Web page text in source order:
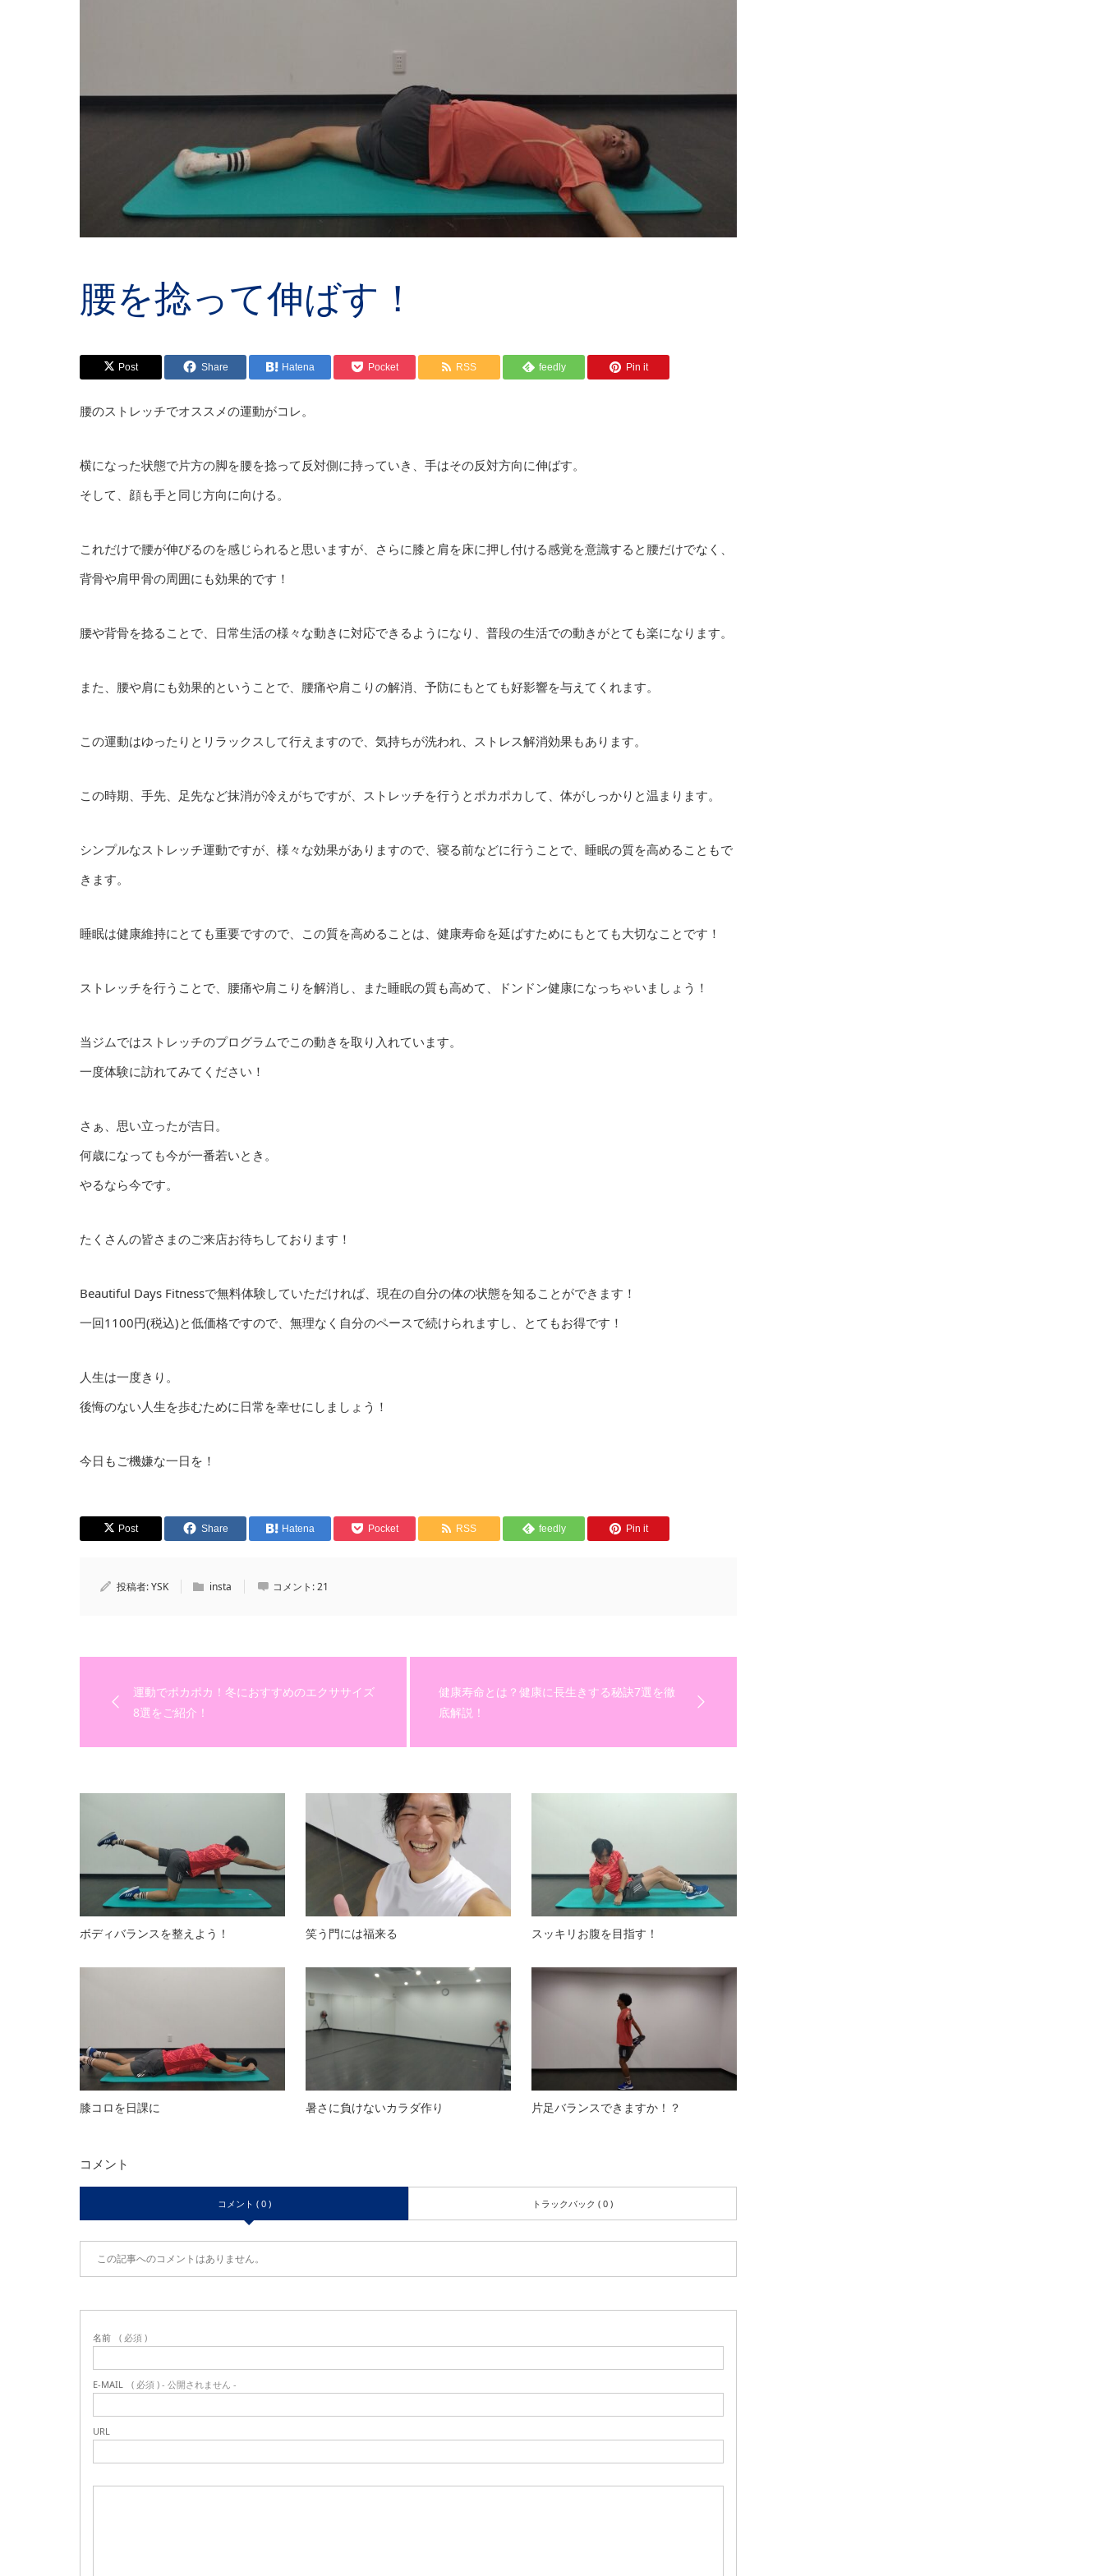
腰を捻って伸ばす！
Post Share Hatena Pocket RSS feedly Pin it
腰のストレッチでオススメの運動がコレ。
横になった状態で片方の脚を腰を捻って反対側に持っていき、手はその反対方向に伸ばす。
そして、顔も手と同じ方向に向ける。
これだけで腰が伸びるのを感じられると思いますが、さらに膝と肩を床に押し付ける感覚を意識すると腰だけでなく、
背骨や肩甲骨の周囲にも効果的です！
腰や背骨を捻ることで、日常生活の様々な動きに対応できるようになり、普段の生活での動きがとても楽になります。
また、腰や肩にも効果的ということで、腰痛や肩こりの解消、予防にもとても好影響を与えてくれます。
この運動はゆったりとリラックスして行えますので、気持ちが洗われ、ストレス解消効果もあります。
この時期、手先、足先など抹消が冷えがちですが、ストレッチを行うとポカポカして、体がしっかりと温まります。
シンプルなストレッチ運動ですが、様々な効果がありますので、寝る前などに行うことで、睡眠の質を高めることもで
きます。
睡眠は健康維持にとても重要ですので、この質を高めることは、健康寿命を延ばすためにもとても大切なことです！
ストレッチを行うことで、腰痛や肩こりを解消し、また睡眠の質も高めて、ドンドン健康になっちゃいましょう！
当ジムではストレッチのプログラムでこの動きを取り入れています。
一度体験に訪れてみてください！
さぁ、思い立ったが吉日。
何歳になっても今が一番若いとき。
やるなら今です。
たくさんの皆さまのご来店お待ちしております！
Beautiful Days Fitnessで無料体験していただければ、現在の自分の体の状態を知ることができます！
一回1100円(税込)と低価格ですので、無理なく自分のペースで続けられますし、とてもお得です！
人生は一度きり。
後悔のない人生を歩むために日常を幸せにしましょう！
今日もご機嫌な一日を！
Post Share Hatena Pocket RSS feedly Pin it
投稿者:YSK insta コメント:21
運動でポカポカ！冬におすすめのエクササイズ
8選をご紹介！
健康寿命とは？健康に長生きする秘訣7選を徹
底解説！
ボディバランスを整えよう！ 笑う門には福来る スッキリお腹を目指す！
膝コロを日課に 暑さに負けないカラダ作り 片足バランスできますか！？
コメント
コメント ( 0 ) トラックバック ( 0 )
この記事へのコメントはありません。
名前 ( 必須 )
E-MAIL ( 必須 ) - 公開されません -
URL